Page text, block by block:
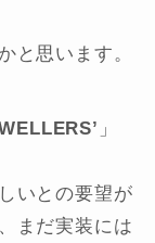
と思います。
」
いとの要望が
まだ実装には